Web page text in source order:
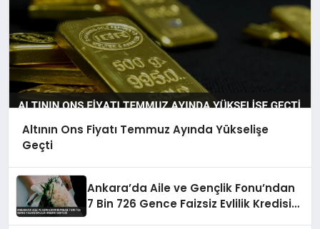
Altının Ons Fiyatı Temmuz Ayında Yükselişe
Geçti
Ankara’da Aile ve Gençlik Fonu’ndan
7 Bin 726 Gence Faizsiz Evlilik Kredisi